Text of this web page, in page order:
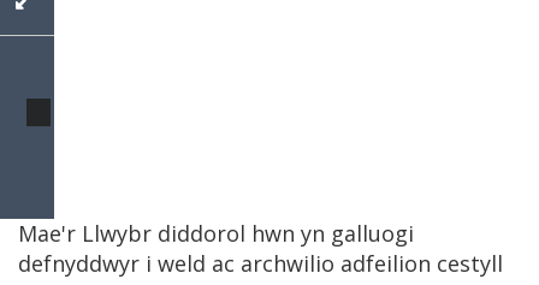
Mae'r Llwybr diddorol hwn yn galluogi
defnyddwyr i weld ac archwilio adfeilion cestyll